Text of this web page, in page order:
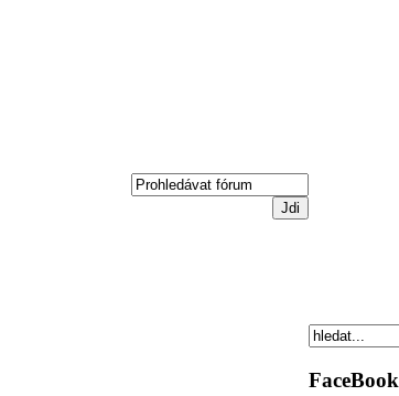
FaceBook